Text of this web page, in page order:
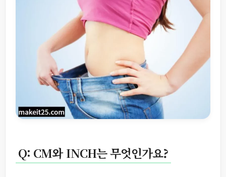
Q: CM와 INCH는 무엇인가요?